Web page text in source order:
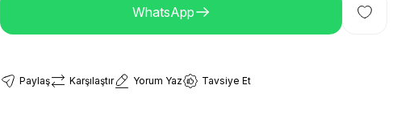
WhatsApp
Paylaş Karşılaştır Yorum Yaz Tavsiye Et